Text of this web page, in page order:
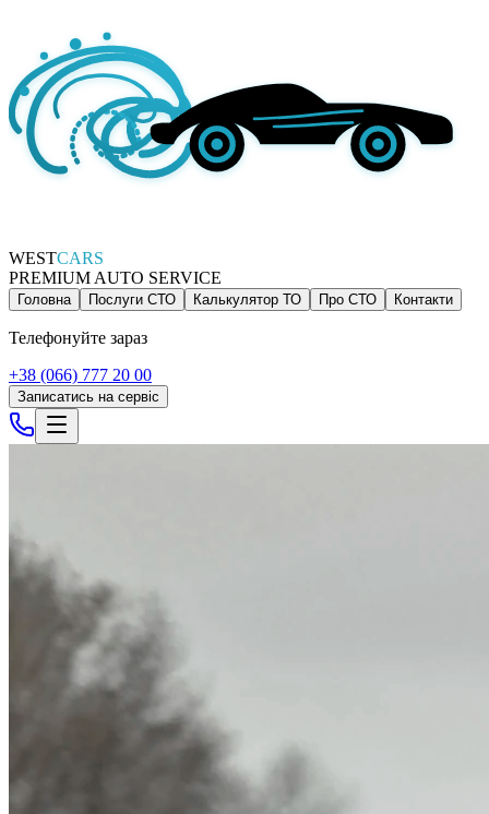
WESTCARS
PREMIUM AUTO SERVICE
Головна Послуги СТО Калькулятор ТО Про СТО Контакти
Телефонуйте зараз
+38 (066) 777 20 00
Записатись на сервіс